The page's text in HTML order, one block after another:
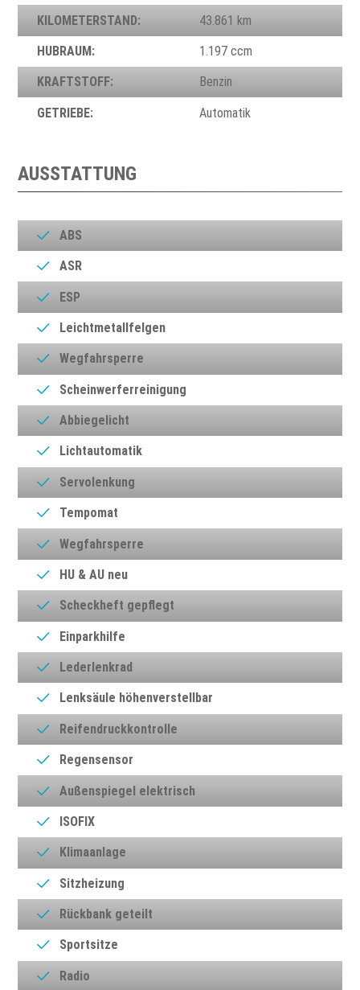
KILOMETERSTAND: 43.861 km
HUBRAUM: 1.197 ccm
KRAFTSTOFF: Benzin
GETRIEBE: Automatik
AUSSTATTUNG
ABS
ASR
ESP
Leichtmetallfelgen
Wegfahrsperre
Scheinwerferreinigung
Abbiegelicht
Lichtautomatik
Servolenkung
Tempomat
Wegfahrsperre
HU & AU neu
Scheckheft gepflegt
Einparkhilfe
Lederlenkrad
Lenksäule höhenverstellbar
Reifendruckkontrolle
Regensensor
Außenspiegel elektrisch
ISOFIX
Klimaanlage
Sitzheizung
Rückbank geteilt
Sportsitze
Radio